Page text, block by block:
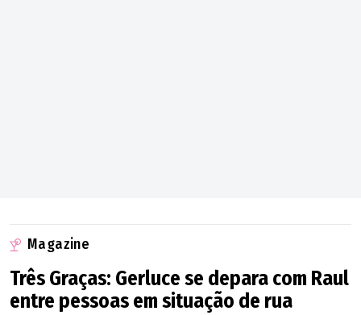
Magazine
Três Graças: Gerluce se depara com Raul
entre pessoas em situação de rua